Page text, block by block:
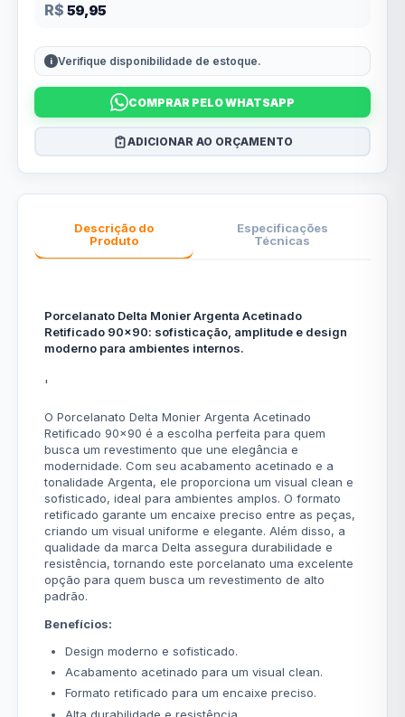
R$ 59,95
Verifique disponibilidade de estoque.
COMPRAR PELO WHATSAPP
ADICIONAR AO ORÇAMENTO
Descrição do
Produto
Especificações
Técnicas
Porcelanato Delta Monier Argenta Acetinado
Retificado 90x90: sofisticação, amplitude e design
moderno para ambientes internos.
'
O Porcelanato Delta Monier Argenta Acetinado
Retificado 90x90 é a escolha perfeita para quem
busca um revestimento que une elegância e
modernidade. Com seu acabamento acetinado e a
tonalidade Argenta, ele proporciona um visual clean e
sofisticado, ideal para ambientes amplos. O formato
retificado garante um encaixe preciso entre as peças,
criando um visual uniforme e elegante. Além disso, a
qualidade da marca Delta assegura durabilidade e
resistência, tornando este porcelanato uma excelente
opção para quem busca um revestimento de alto
padrão.
Benefícios:
Design moderno e sofisticado.
Acabamento acetinado para um visual clean.
Formato retificado para um encaixe preciso.
Alta durabilidade e resistência.